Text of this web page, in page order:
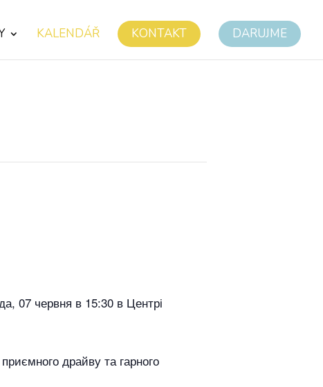
KALENDÁŘ KONTAKT DARUJME
07 червня в 15:30 в Центрі
драйву та гарного